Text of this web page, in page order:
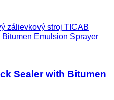
zálievkový stroj TICAB
Emulsion Sprayer
Sealer with Bitumen